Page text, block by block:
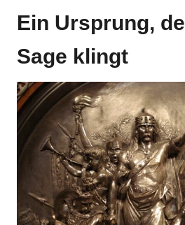
Ein Ursprung,
Sage klingt